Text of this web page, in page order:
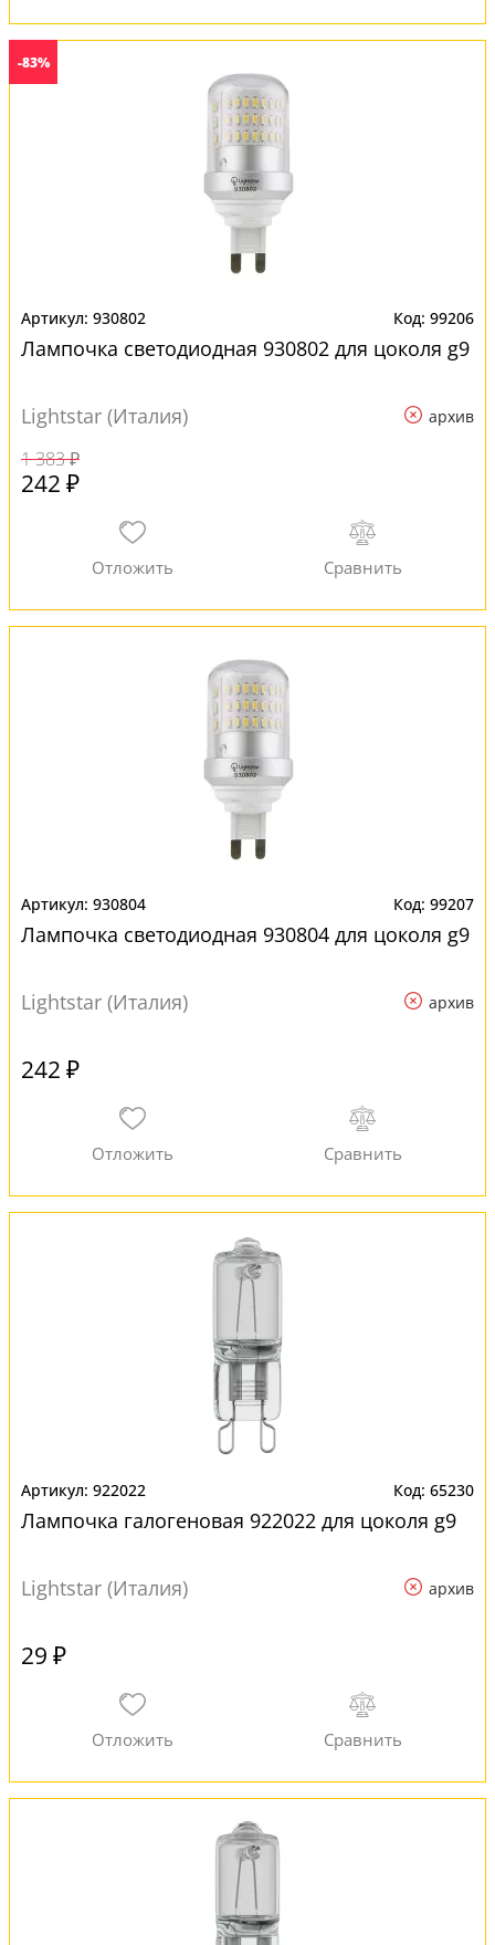
-83%
930802 99206
Лампочка светодиодная 930802 для цоколя g9
Lightstar (Италия) архив
1 383 ₽
242 ₽
930804 99207
Лампочка светодиодная 930804 для цоколя g9
Lightstar (Италия) архив
242 ₽
922022 65230
Лампочка галогеновая 922022 для цоколя g9
Lightstar (Италия) архив
29 ₽